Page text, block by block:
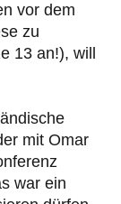
vor dem
zu
13 an!), will
mit Omar
war ein